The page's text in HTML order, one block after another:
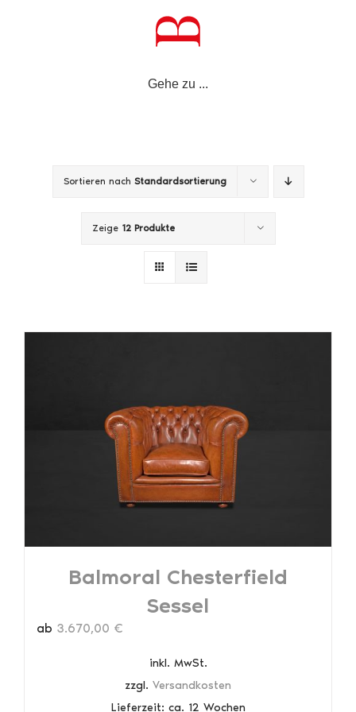
Gehe zu ...
Sortieren nach Standardsortierung
Zeige 12 Produkte
Balmoral Chesterfield
Sessel
ab 3.670,00 €
inkl. MwSt.
zzgl. Versandkosten
Lieferzeit: ca. 12 Wochen